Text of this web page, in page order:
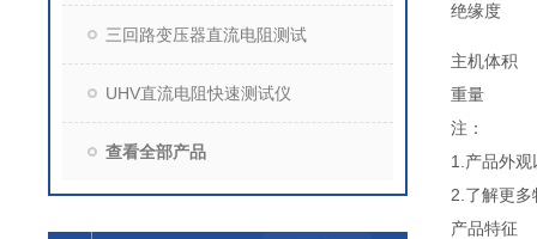
三回路变压器直流电阻测试
UHV直流电阻快速测试仪
查看全部产品
绝缘度
主机体积
重量
注：
1.产品外
2.了解更
产品特征